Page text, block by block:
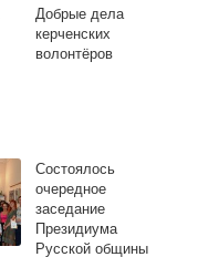
Добрые дела
керченских
волонтёров
Состоялось
очередное
заседание
Президиума
Русской общины